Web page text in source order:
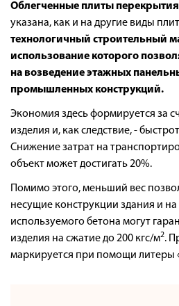
Сервис
Оплата
Доставка
Сотрудничество
Галерея объектов
Контакты
Облегченные плиты перекрытия
указана, как и на другие виды
технологичный строительный
использование которого
на возведение этажных
промышленных конструкций.
Экономия здесь формируется за
изделия и, как следствие, -
Снижение затрат на
объект может достигать 20%.
Помимо этого, меньший вес
несущие конструкции здания и
используемого бетона могут
изделия на сжатие до 200 кгс/м2.
маркируется при помощи литеры